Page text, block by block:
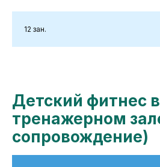
12 зан.
Детский фитнес в
тренажерном
сопровождение)